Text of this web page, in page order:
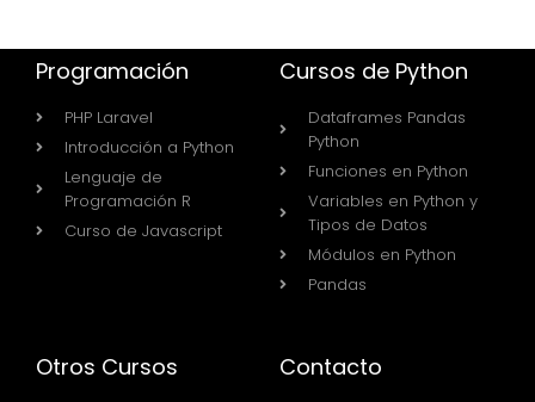
Programación
PHP Laravel
Introducción a Python
Lenguaje de
Programación R
Curso de Javascript
Cursos de Python
Dataframes Pandas
Python
Funciones en Python
Variables en Python y
Tipos de Datos
Módulos en Python
Pandas
Otros Cursos Contacto